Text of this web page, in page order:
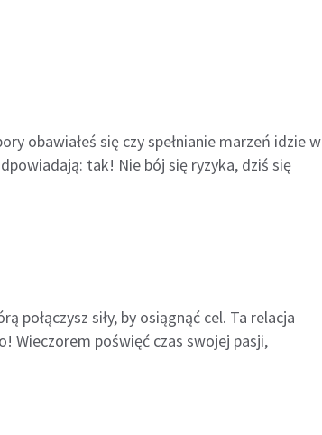
obawiałeś się czy spełnianie marzeń idzie w
tak! Nie bój się ryzyka, dziś się
połączysz siły, by osiągnąć cel. Ta relacja
Wieczorem poświęć czas swojej pasji,